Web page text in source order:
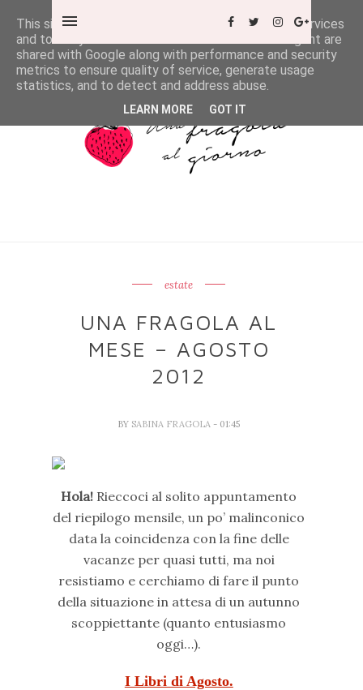
estate
UNA FRAGOLA AL
MESE – AGOSTO
2012
BY SABINA FRAGOLA - 01:45
Hola! Rieccoci al solito appuntamento
del riepilogo mensile, un po’ malinconico
data la coincidenza con la fine delle
vacanze per quasi tutti, ma noi
resistiamo e cerchiamo di fare il punto
della situazione in attesa di un autunno
scoppiettante (quanto entusiasmo
oggi…).
I Libri di Agosto.
This site uses cookies from Google to deliver its services
and to analyze traffic. Your IP address and user-agent are
shared with Google along with performance and security
metrics to ensure quality of service, generate usage
statistics, and to detect and address abuse.
LEARN MORE GOT IT